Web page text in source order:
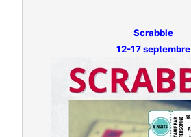
Scrabble
12-17 septembre